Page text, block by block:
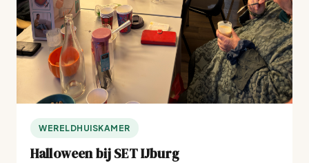
WERELDHUISKAMER
Halloween bij SET IJburg